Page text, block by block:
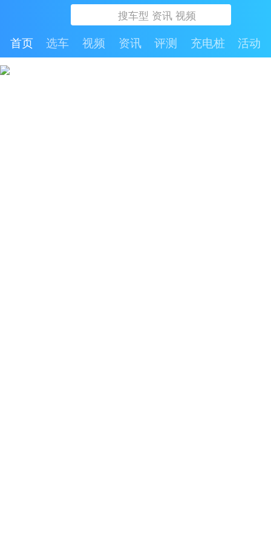
首页 选车 视频 资讯 评测 充电桩 活动